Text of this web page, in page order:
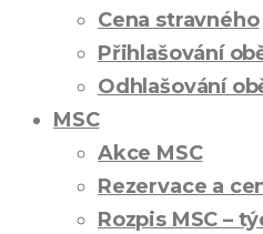
Cena stravného
Přihlašování
Odhlašování
MSC
Akce MSC
Rezervace a
Rozpis MSC –